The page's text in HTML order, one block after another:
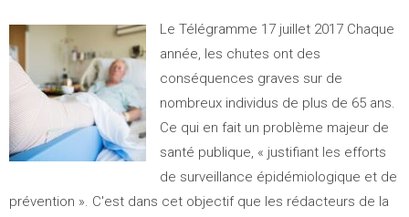
Le Télégramme 17 juillet 2017 Chaque
année, les chutes ont des
conséquences graves sur de
nombreux individus de plus de 65 ans.
Ce qui en fait un problème majeur de
santé publique, « justifiant les efforts
de surveillance épidémiologique et de
prévention ». C'est dans cet objectif que les rédacteurs de la